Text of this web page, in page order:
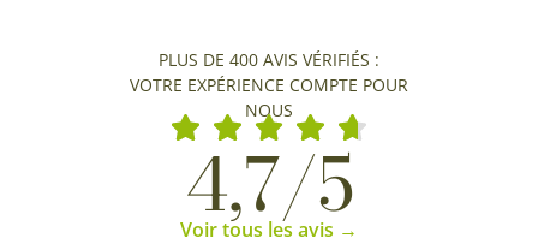
PLUS DE 400 AVIS VÉRIFIÉS :
VOTRE EXPÉRIENCE COMPTE POUR
NOUS
4,7/5
Voir tous les avis →